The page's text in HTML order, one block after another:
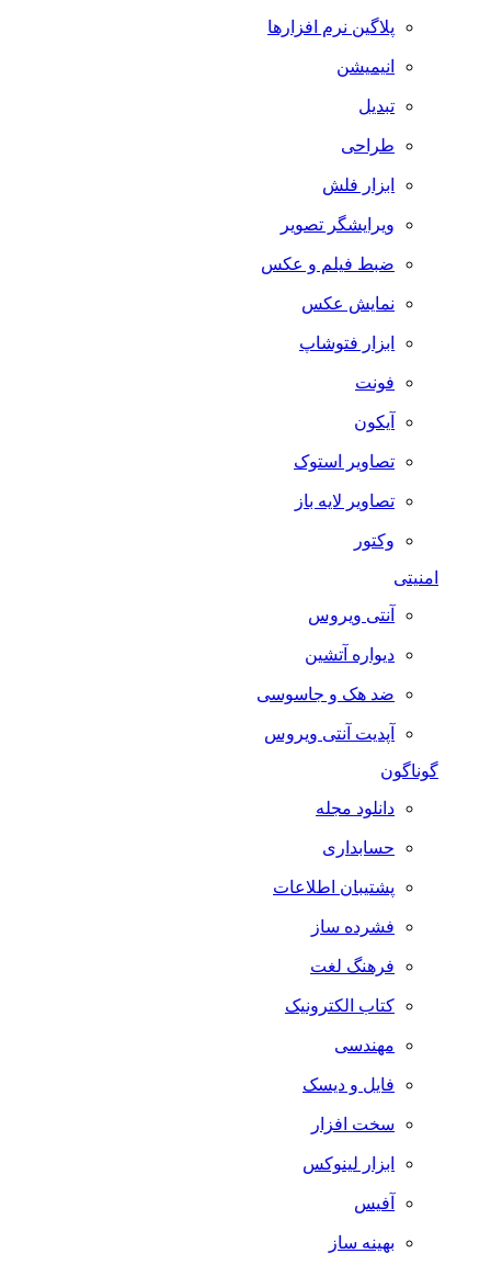
پلاگین نرم افزارها
انیمیشن
تبدیل
طراحی
ابزار فلش
ویرایشگر تصویر
ضبط فيلم و عكس
نمایش عکس
ابزار فتوشاپ
فونت
آیکون
تصاویر استوک
تصاویر لایه باز
وکتور
امنیتی
آنتی ویروس
دیواره آتشین
ضد هک و جاسوسی
آپدیت آنتی ویروس
گوناگون
دانلود مجله
حسابداری
پشتیبان اطلاعات
فشرده ساز
فرهنگ لغت
کتاب الکترونیک
مهندسی
فایل و دیسک
سخت افزار
ابزار لینوکس
آفیس
بهینه ساز